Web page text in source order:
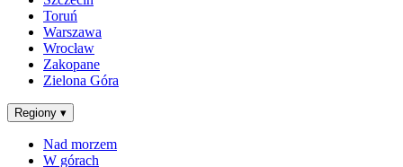
Toruń
Warszawa
Wrocław
Zakopane
Zielona Góra
Regiony ▾
Nad morzem
W górach